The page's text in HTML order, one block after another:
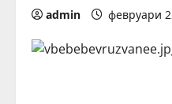
admin февруари